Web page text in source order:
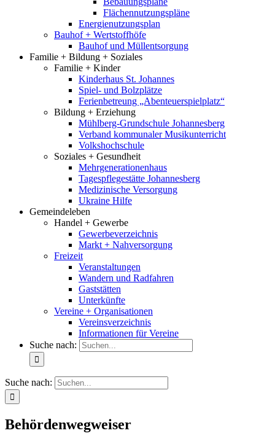
Flächennutzungspläne
Energienutzungsplan
Bauhof + Wertstoffhöfe
Bauhof und Müllentsorgung
Familie + Bildung + Soziales
Familie + Kinder
Kinderhaus St. Johannes
Spiel- und Bolzplätze
Ferienbetreung „Abenteuerspielplatz“
Bildung + Erziehung
Mühlberg-Grundschule Johannesberg
Verband kommunaler Musikunterricht
Volkshochschule
Soziales + Gesundheit
Mehrgenerationenhaus
Tagespflegestätte Johannesberg
Medizinische Versorgung
Ukraine Hilfe
Gemeindeleben
Handel + Gewerbe
Gewerbeverzeichnis
Markt + Nahversorgung
Freizeit
Veranstaltungen
Wandern und Radfahren
Gaststätten
Unterkünfte
Vereine + Organisationen
Vereinsverzeichnis
Informationen für Vereine
Suche nach:
Suche nach:
Behördenwegweiser